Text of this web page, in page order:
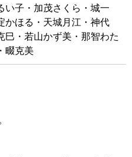
い子・加茂さくら・城一
かほる・天城月江・神代
巳・若山かず美・那智わた
畷克美